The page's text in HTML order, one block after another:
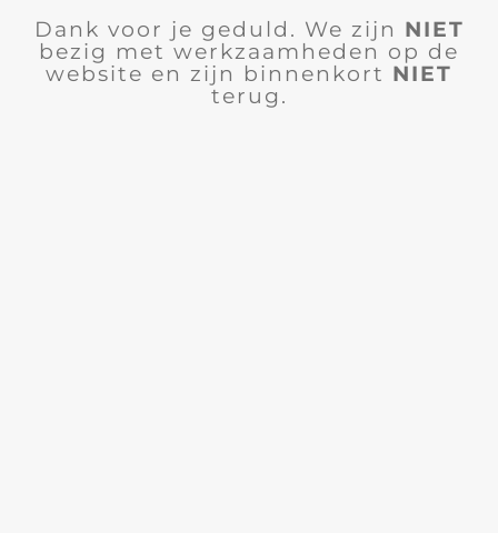
Dank voor je geduld. We zijn NIET
bezig met werkzaamheden op de
website en zijn binnenkort NIET
terug.